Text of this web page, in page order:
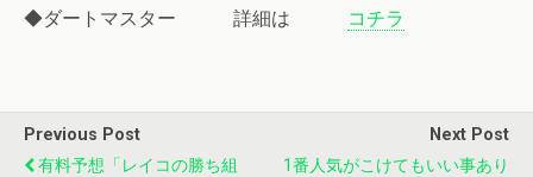
◆ダートマスター 詳細は
コチラ
Previous Post
有料予想「レイコの勝ち組
Next Post
1番人気がこけてもいい事あり